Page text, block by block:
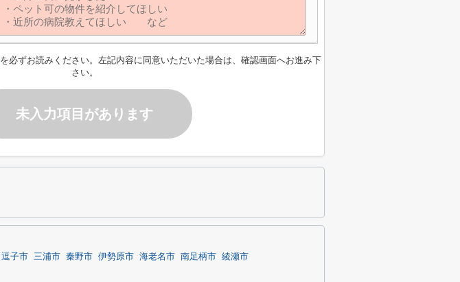
を必ずお読みください。左記内容に同意いただいた場合は、確認画面へお進み下
さい。
未入力項目があります
逗子市 三浦市 秦野市 伊勢原市 海老名市 南足柄市 綾瀬市